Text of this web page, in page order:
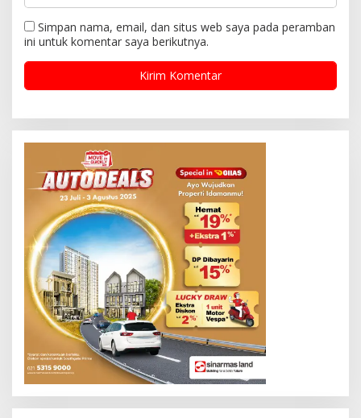
Simpan nama, email, dan situs web saya pada peramban
ini untuk komentar saya berikutnya.